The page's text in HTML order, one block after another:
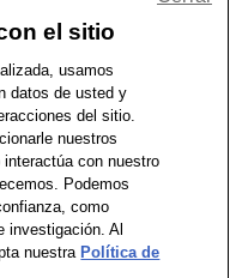
de Uso | Accesibilidad
Policy | Mapa del sitio
- 2026 CVS.com
el sitio
usamos
datos de usted y
del sitio.
nuestros
con nuestro
Podemos
como
investigación. Al
nuestra Política de